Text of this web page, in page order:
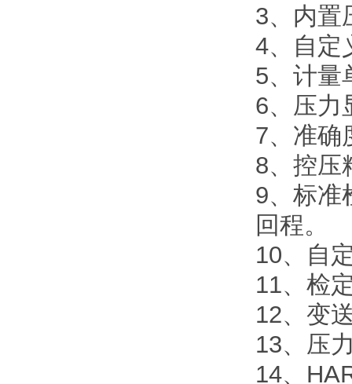
3、内置
4、自定
5、计量
6、压力
7、准确
8、控压
9、标准
回程。
10、自
11、检
12、变
13、压
14、